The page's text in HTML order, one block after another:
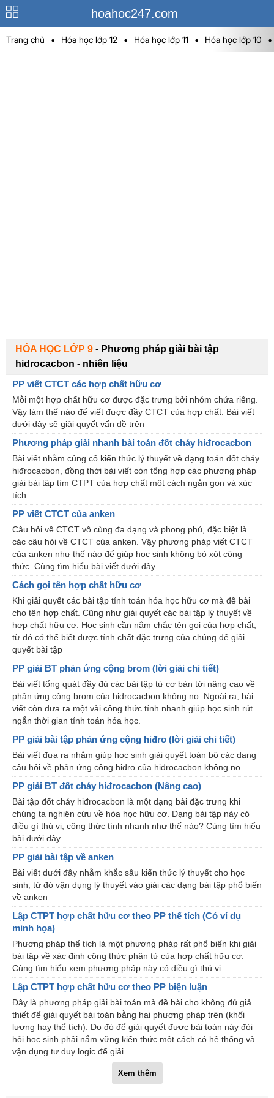
hoahoc247.com
Trang chủ • Hóa học lớp 12 • Hóa học lớp 11 • Hóa học lớp 10 •
HÓA HỌC LỚP 9 - Phương pháp giải bài tập
hidrocacbon - nhiên liệu
PP viết CTCT các hợp chất hữu cơ
Mỗi một hợp chất hữu cơ được đặc trưng bởi nhóm chứa riêng.
Vậy làm thế nào để viết được đầy CTCT của hợp chất. Bài viết
dưới đây sẽ giải quyết vấn đề trên
Phương pháp giải nhanh bài toán đốt cháy hiđrocacbon
Bài viết nhằm củng cố kiến thức lý thuyết về dạng toán đốt cháy
hiđrocacbon, đồng thời bài viết còn tổng hợp các phương pháp
giải bài tập tìm CTPT của hợp chất một cách ngắn gọn và xúc
tích.
PP viết CTCT của anken
Câu hỏi về CTCT vô cùng đa dạng và phong phú, đặc biệt là
các câu hỏi về CTCT của anken. Vậy phương pháp viết CTCT
của anken như thế nào để giúp học sinh không bỏ xót công
thức. Cùng tìm hiểu bài viết dưới đây
Cách gọi tên hợp chất hữu cơ
Khi giải quyết các bài tập tính toán hóa học hữu cơ mà đề bài
cho tên hợp chất. Cũng như giải quyết các bài tập lý thuyết về
hợp chất hữu cơ. Học sinh cần nắm chắc tên gọi của hợp chất,
từ đó có thể biết được tính chất đặc trưng của chúng để giải
quyết bài tập
PP giải BT phản ứng cộng brom (lời giải chi tiết)
Bài viết tổng quát đầy đủ các bài tập từ cơ bản tới nâng cao về
phản ứng cộng brom của hiđrocacbon không no. Ngoài ra, bài
viết còn đưa ra một vài công thức tính nhanh giúp học sinh rút
ngắn thời gian tính toán hóa học.
PP giải bài tập phản ứng cộng hiđro (lời giải chi tiết)
Bài viết đưa ra nhằm giúp học sinh giải quyết toàn bộ các dạng
câu hỏi về phản ứng cộng hiđro của hiđrocacbon không no
PP giải BT đốt cháy hiđrocacbon (Nâng cao)
Bài tập đốt cháy hiđrocacbon là một dạng bài đặc trưng khi
chúng ta nghiên cứu về hóa học hữu cơ. Dạng bài tập này có
điều gì thú vị, công thức tính nhanh như thế nào? Cùng tìm hiểu
bài dưới đây
PP giải bài tập về anken
Bài viết dưới đây nhằm khắc sâu kiến thức lý thuyết cho học
sinh, từ đó vận dụng lý thuyết vào giải các dạng bài tập phổ biến
về anken
Lập CTPT hợp chất hữu cơ theo PP thể tích (Có ví dụ
minh họa)
Phương pháp thể tích là một phương pháp rất phổ biến khi giải
bài tập về xác định công thức phân tử của hợp chất hữu cơ.
Cùng tìm hiểu xem phương pháp này có điều gì thú vị
Lập CTPT hợp chất hữu cơ theo PP biện luận
Đây là phương pháp giải bài toán mà đề bài cho không đủ giả
thiết để giải quyết bài toán bằng hai phương pháp trên (khối
lượng hay thể tích). Do đó để giải quyết được bài toán này đòi
hỏi học sinh phải nắm vững kiến thức một cách có hệ thống và
vận dụng tư duy logic để giải.
Xem thêm